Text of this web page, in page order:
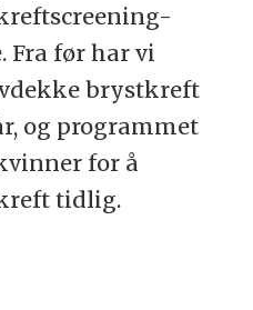
Fra før har vi
brystkreft
og programmet
for å
tidlig.